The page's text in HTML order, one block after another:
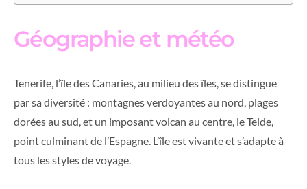
Géographie et météo
Tenerife, l’île des Canaries, au milieu des îles, se distingue
par sa diversité : montagnes verdoyantes au nord, plages
dorées au sud, et un imposant volcan au centre, le Teide,
point culminant de l’Espagne. L’île est vivante et s’adapte à
tous les styles de voyage.